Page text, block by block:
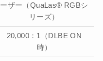
ーザー（QuaLas® RGBシ
リーズ）
20,000：1（DLBE ON
時）